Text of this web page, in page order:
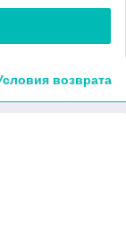
возврата